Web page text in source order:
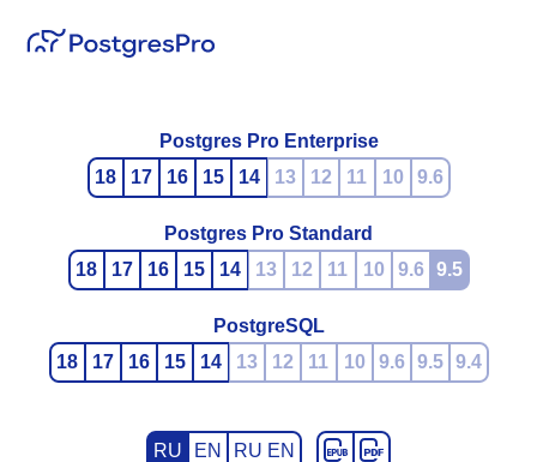
Postgres Pro Enterprise
18
17 16 15 14 13 12 11 10 9.6
Postgres Pro Standard
18
17 16 15 14 13 12 11 10 9.6 9.5
PostgreSQL
18
17 16 15 14 13 12 11 10 9.6 9.5 9.4
RU EN RU EN